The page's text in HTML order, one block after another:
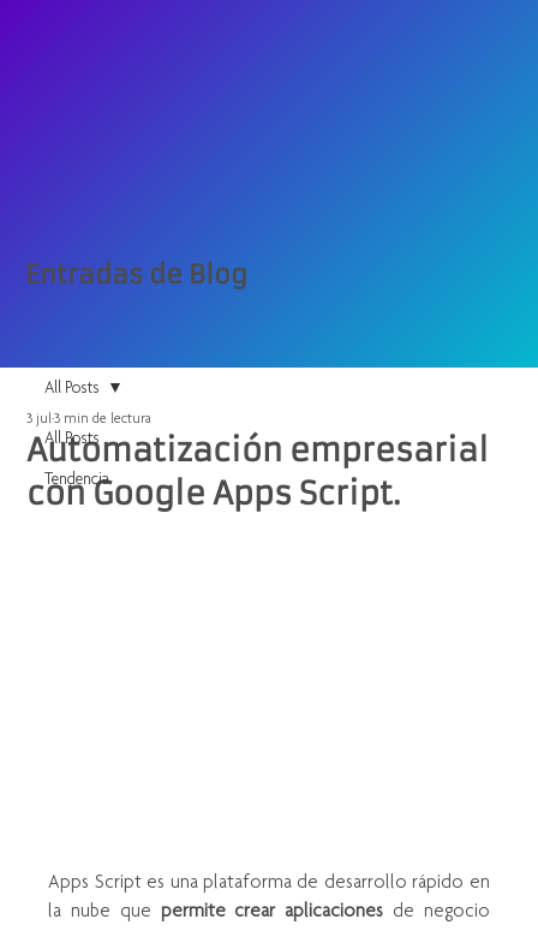
Entradas de Blog
All Posts
Tendencia
All Posts
Automatización empresarial
con Google Apps Script.
3 jul3 min de lectura
Apps Script es una plataforma de desarrollo rápido en
la nube que permite crear aplicaciones de negocio